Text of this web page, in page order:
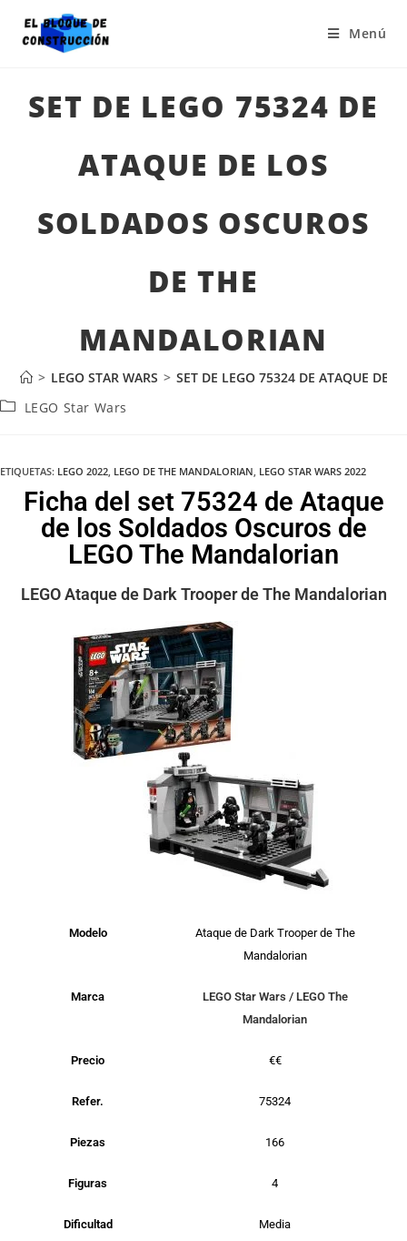
Menú
SET DE LEGO 75324 DE
ATAQUE DE LOS
SOLDADOS OSCUROS
DE THE
MANDALORIAN
> LEGO STAR WARS > SET DE LEGO 75324 DE ATAQUE DE
LEGO Star Wars
ETIQUETAS: LEGO 2022, LEGO DE THE MANDALORIAN, LEGO STAR WARS 2022
Ficha del set 75324 de Ataque
de los Soldados Oscuros de
LEGO The Mandalorian
LEGO Ataque de Dark Trooper de The Mandalorian
Modelo
Ataque de Dark Trooper de The
Mandalorian
Marca LEGO Star Wars / LEGO The
Mandalorian
Precio €€
Refer. 75324
Piezas 166
Figuras 4
Dificultad Media